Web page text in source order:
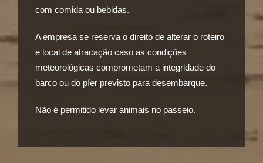
com comida ou bebidas.
A empresa se reserva o direito de alterar o roteiro
e local de atracação caso as condições
meteorológicas comprometam a integridade do
barco ou do píer previsto para desembarque.
Não é permitido levar animais no passeio.